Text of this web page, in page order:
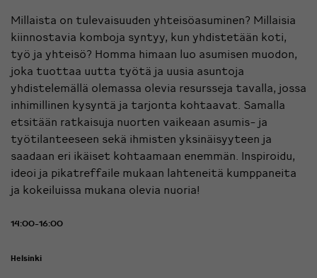
Millaista on tulevaisuuden yhteisöasuminen? Millaisia
kiinnostavia komboja syntyy, kun yhdistetään koti,
työ ja yhteisö? Homma himaan luo asumisen muodon,
joka tuottaa uutta työtä ja uusia asuntoja
yhdistelemällä olemassa olevia resursseja tavalla, jossa
inhimillinen kysyntä ja tarjonta kohtaavat. Samalla
etsitään ratkaisuja nuorten vaikeaan asumis- ja
työtilanteeseen sekä ihmisten yksinäisyyteen ja
saadaan eri ikäiset kohtaamaan enemmän. Inspiroidu,
ideoi ja pikatreffaile mukaan lahteneitä kumppaneita
ja kokeiluissa mukana olevia nuoria!
14:00-16:00
Helsinki